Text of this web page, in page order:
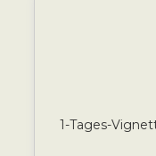
1-Tages-